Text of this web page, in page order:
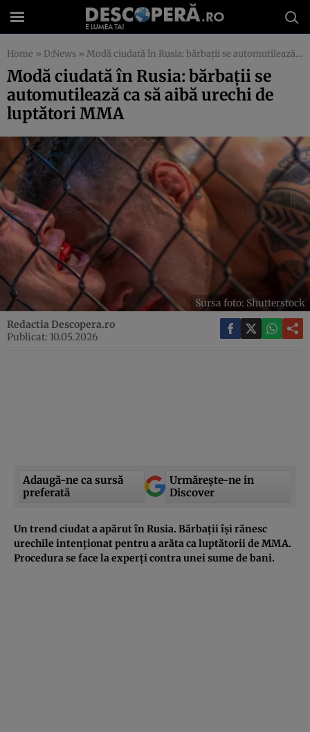
Home » D:News » Modă ciudată în Rusia: bărbații se automutilează ca să aibă urechi de luptători MMA
Modă ciudată în Rusia: bărbații se
automutilează ca să aibă urechi de
luptători MMA
Sursa foto: Shutterstock
Redactia Descopera.ro
Publicat: 10.05.2026
Adaugă-ne ca sursă
preferată
Urmărește-ne in
Discover
Un trend ciudat a apărut în Rusia. Bărbații își rănesc
urechile intenționat pentru a arăta ca luptătorii de MMA.
Procedura se face la experți contra unei sume de bani.